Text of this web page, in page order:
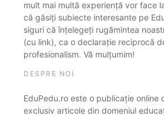
mult mai multă experiență vor face
că găsiți subiecte interesante pe
siguri că înțelegeți rugămintea
(cu link), ca o declarație reciprocă
profesionalism. Vă mulțumim!
DESPRE NOI
EduPedu.ro este o publicație online
exclusiv articole din domeniul